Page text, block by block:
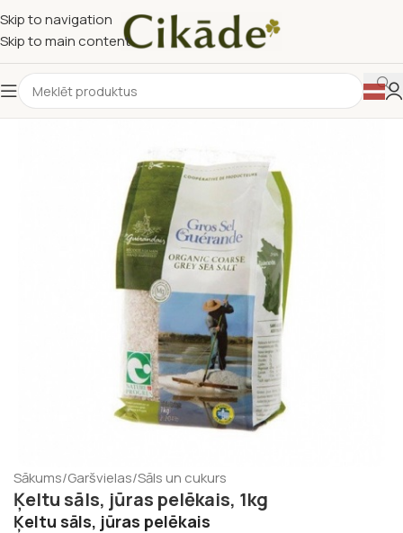
Skip to navigation
Skip to main content
Sākums/Garšvielas/Sāls un cukurs
Ķeltu sāls, jūras pelēkais, 1kg
Ķeltu sāls, jūras pelēkais